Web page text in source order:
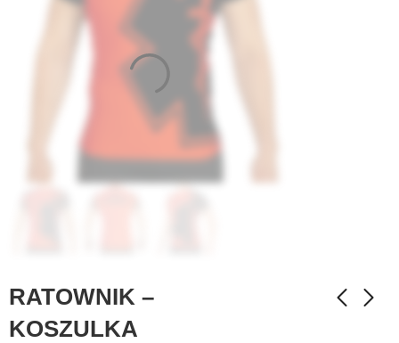
RATOWNIK –
KOSZULKA